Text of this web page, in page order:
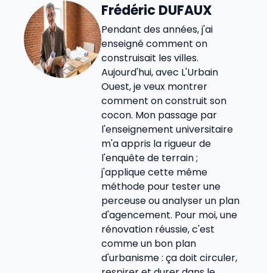
Frédéric DUFAUX
Pendant des années, j'ai
enseigné comment on
construisait les villes.
Aujourd'hui, avec L'Urbain
Ouest, je veux montrer
comment on construit son
cocon. Mon passage par
l'enseignement universitaire
m'a appris la rigueur de
l'enquête de terrain ;
j'applique cette même
méthode pour tester une
perceuse ou analyser un plan
d'agencement. Pour moi, une
rénovation réussie, c'est
comme un bon plan
d'urbanisme : ça doit circuler,